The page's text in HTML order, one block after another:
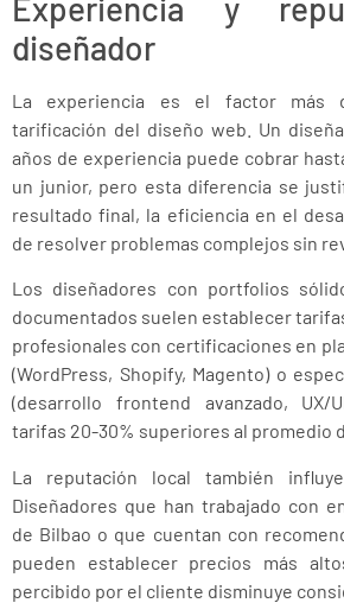
diseñador
La experiencia es el factor más
tarificación del diseño web. Un
años de experiencia puede cobrar
un junior, pero esta diferencia se
resultado final, la eficiencia en el
de resolver problemas complejos sin
Los diseñadores con portfolios
documentados suelen establecer
profesionales con certificaciones en
(WordPress, Shopify, Magento) o
(desarrollo frontend avanzado, UX/
tarifas 20-30% superiores al promedio
La reputación local también influye
Diseñadores que han trabajado con
de Bilbao o que cuentan con
pueden establecer precios más
percibido por el cliente disminuye